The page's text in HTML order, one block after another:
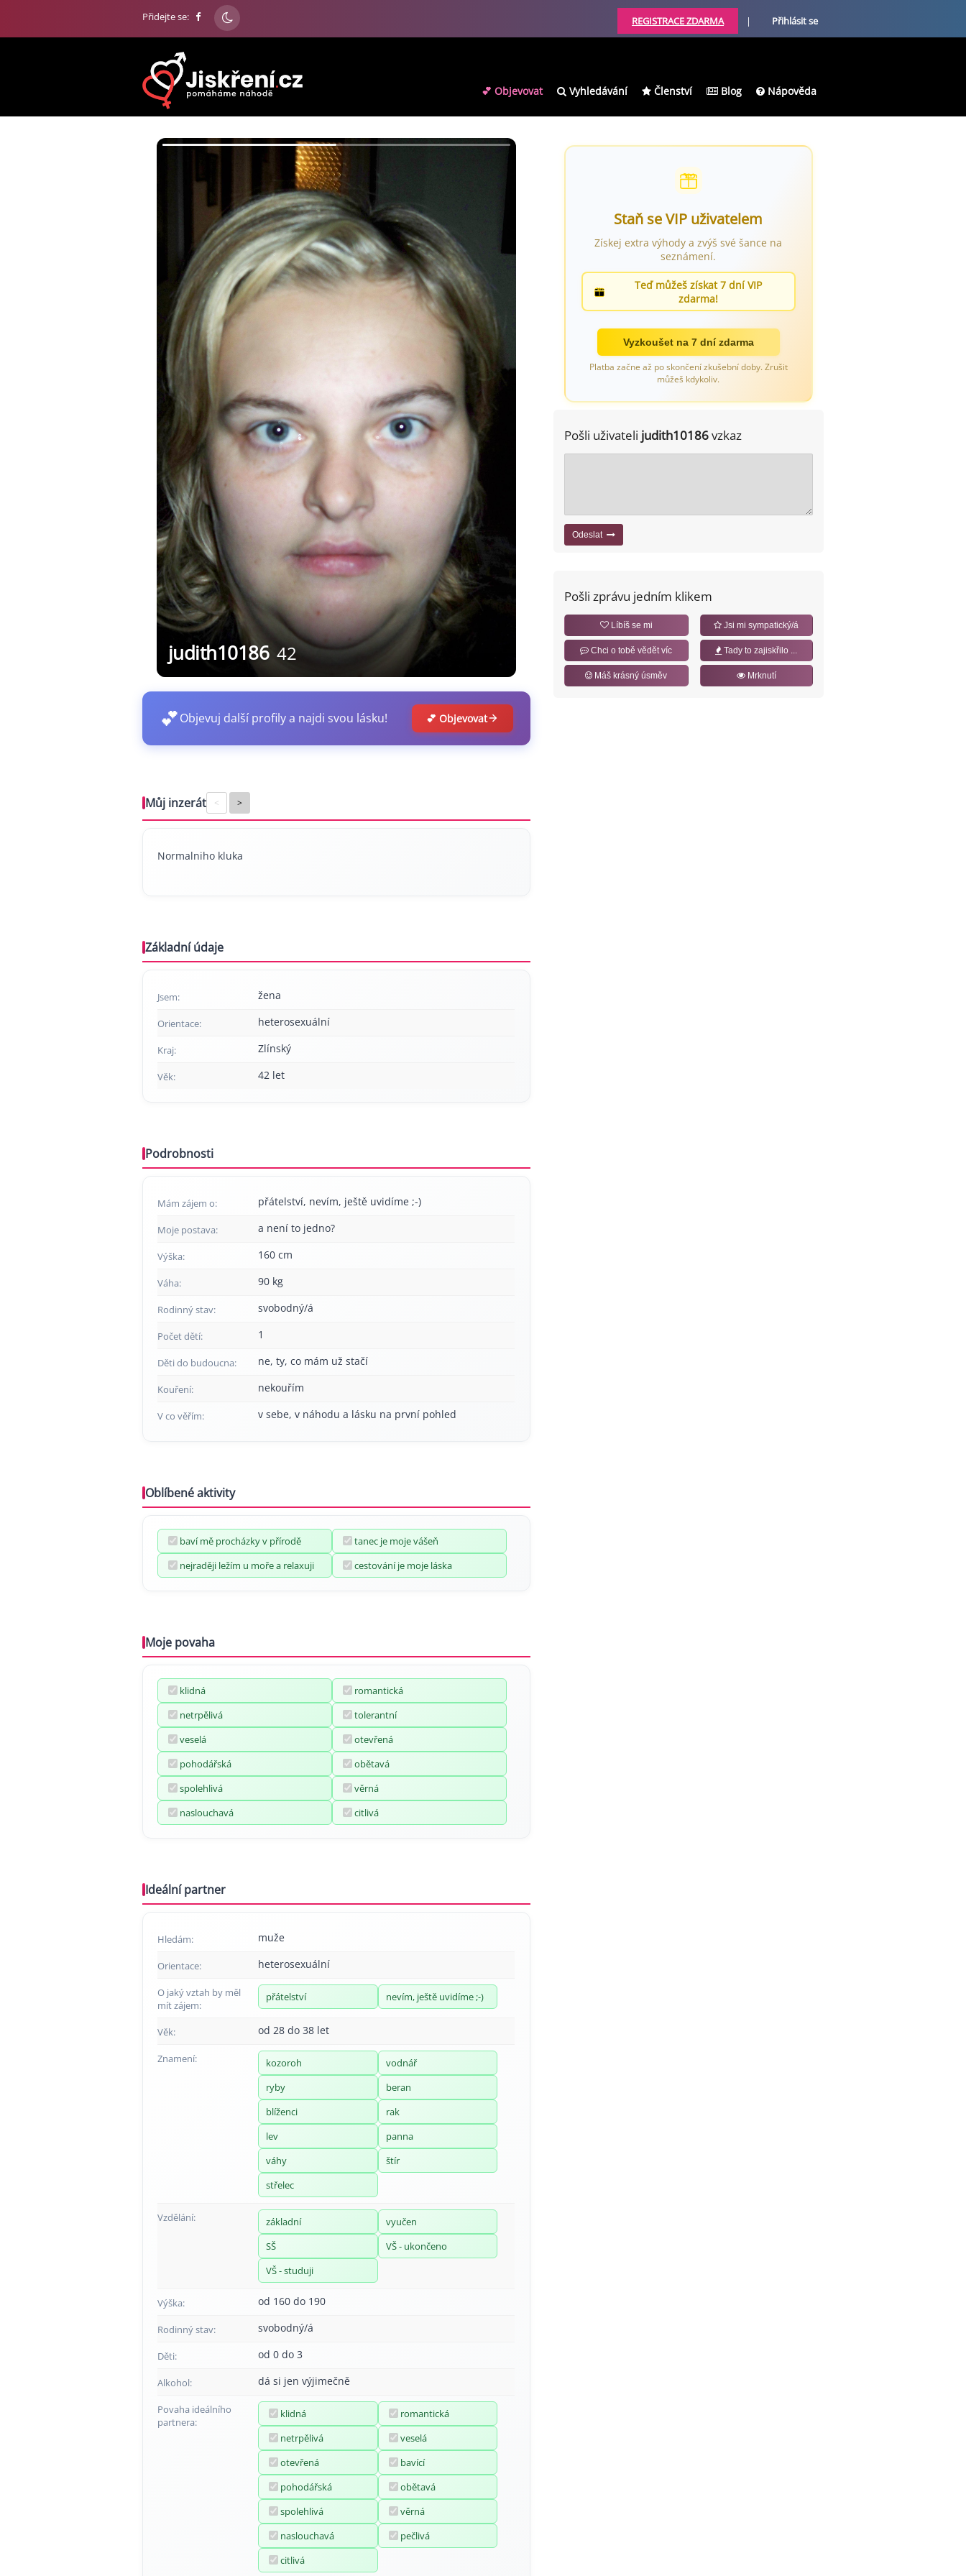
Přidejte se: REGISTRACE ZDARMA | Přihlásit se
💕 Objevovat Vyhledávání Členství Blog Nápověda
judith10186 42
💕Objevuj další profily a najdi svou lásku! 💕 Objevovat
Můj inzerát < >
Normalniho kluka
Základní údaje
Jsem: žena
Orientace: heterosexuální
Kraj: Zlínský
Věk: 42 let
Podrobnosti
Mám zájem o: přátelství, nevím, ještě uvidíme ;-)
Moje postava: a není to jedno?
Výška: 160 cm
Váha: 90 kg
Rodinný stav: svobodný/á
Počet dětí: 1
Děti do budoucna: ne, ty, co mám už stačí
Kouření: nekouřím
V co věřím: v sebe, v náhodu a lásku na první pohled
Oblíbené aktivity
baví mě procházky v přírodě
tanec je moje vášeň
nejraději ležím u moře a relaxuji
cestování je moje láska
Moje povaha
klidná
romantická
netrpělivá
tolerantní
veselá
otevřená
pohodářská
obětavá
spolehlivá
věrná
naslouchavá
citlivá
Ideální partner
Hledám: muže
Orientace: heterosexuální
O jaký vztah by měl
mít zájem:
přátelství nevím, ještě uvidíme ;-)
Věk: od 28 do 38 let
Znamení: kozoroh
vodnář
ryby
beran
blíženci
rak
lev
panna
váhy
štír
střelec
Vzdělání: základní
vyučen
SŠ
VŠ - ukončeno
VŠ - studuji
Výška: od 160 do 190
Rodinný stav: svobodný/á
Děti: od 0 do 3
Alkohol: dá si jen výjimečně
Povaha ideálního
partnera:
klidná
romantická
netrpělivá
veselá
otevřená
bavící
pohodářská
obětavá
spolehlivá
věrná
naslouchavá
pečlivá
citlivá
Staň se VIP uživatelem
Získej extra výhody a zvýš své šance na
seznámení.
Teď můžeš získat 7 dní VIP
zdarma!
Vyzkoušet na 7 dní zdarma
Platba začne až po skončení zkušební doby. Zrušit
můžeš kdykoliv.
Pošli uživateli judith10186vzkaz
Odeslat
Pošli zprávu jedním klikem
Líbíš se mi Jsi mi sympatický/á
Chci o tobě vědět víc Tady to zajiskřilo ...
Máš krásný úsměv Mrknutí